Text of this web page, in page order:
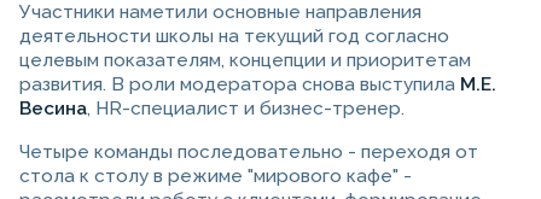
Участники наметили основные направления
деятельности школы на текущий год согласно
целевым показателям, концепции и приоритетам
развития. В роли модератора снова выступила М.Е.
Весина, HR-специалист и бизнес-тренер.
Четыре команды последовательно - переходя от
стола к столу в режиме "мирового кафе" -